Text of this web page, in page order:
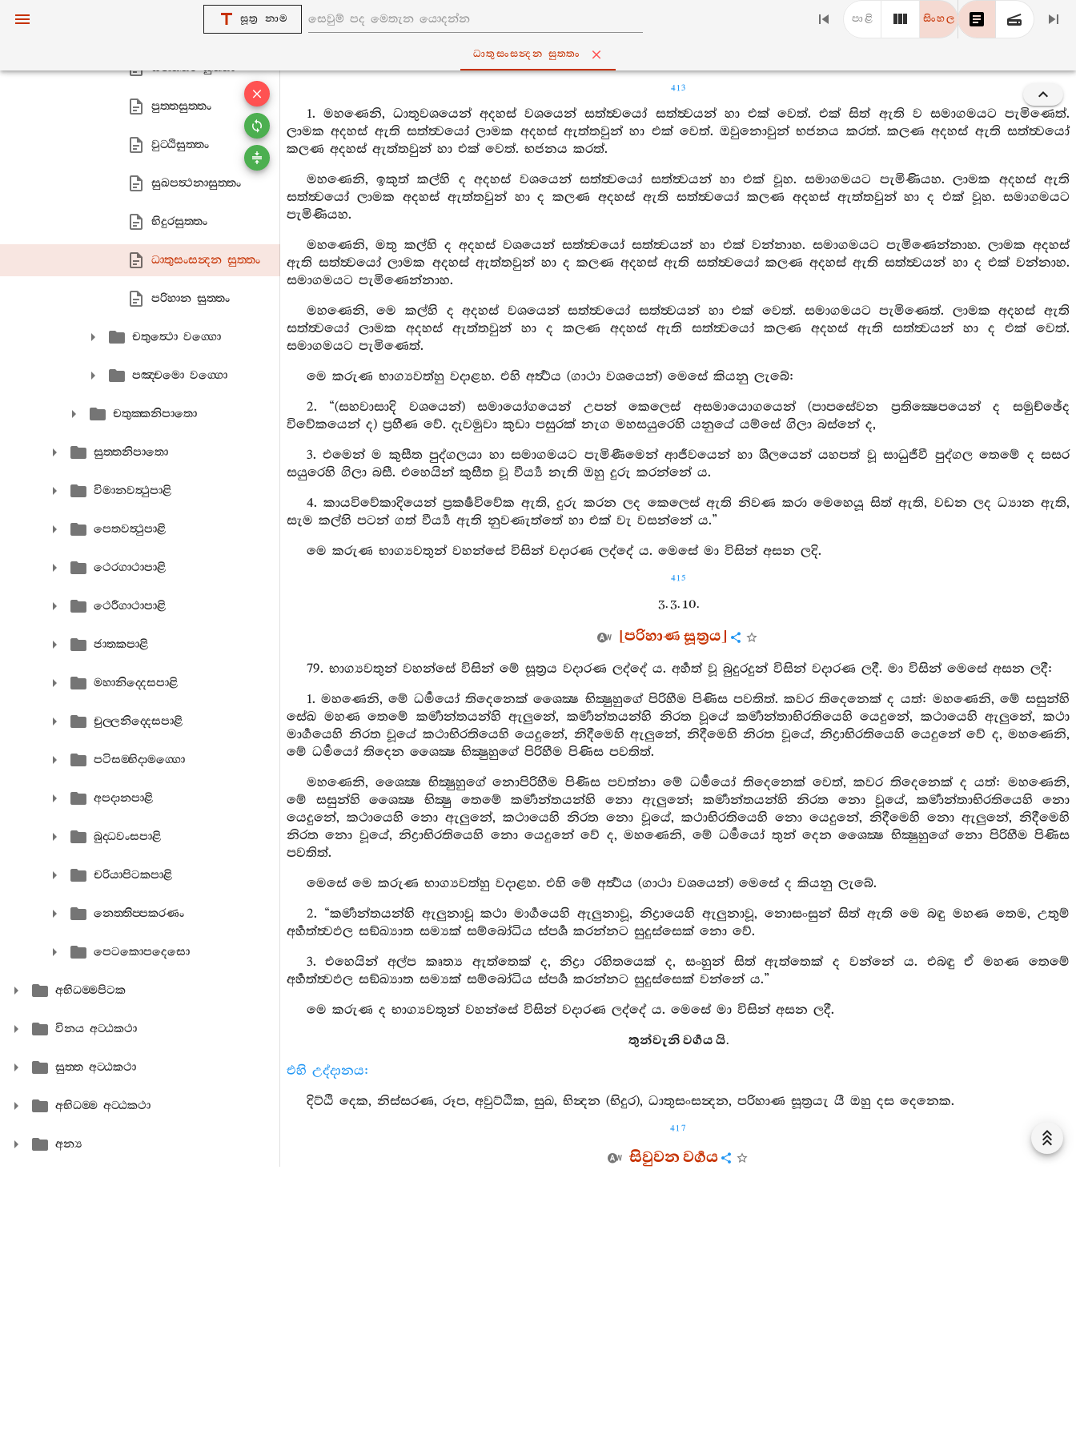
සූත්‍ර නාම පාළි සිංහල
ධාතුසංසන්‍දන සුත‍්තං
නිස‍්සරණීය සුත‍්තං
සන‍්තතර සුත‍්තං
පුත‍්තසුත‍්තං
වුට‍්ඨිසුත‍්තං
සුඛපත්‍ථනාසුත‍්තං
භිදුරසුත‍්තං
ධාතුසංසන්‍දන සුත‍්තං
පරිහාන සුත‍්තං
චතුත්‍ථො වග‍්ගො
පඤ‍්චමො වග‍්ගො
චතුක‍්කනිපාතො
සුත‍්තනිපාතො
විමානවත්‍ථුපාළි
පෙතවත්‍ථුපාළි
ථෙරගාථාපාළි
ථෙරීගාථාපාළි
ජාතකපාළි
මහානිද‍්දෙසපාළි
චුල‍්ලනිද‍්දෙසපාළි
පටිසම‍්භිදාමග‍්ගො
අපදානපාළි
බුද‍්ධවංසපාළි
චරියාපිටකපාළි
නෙත‍්තිප‍්පකරණං
පෙටකොපදෙසො
අභිධම‍්මපිටක
විනය අට‍්ඨකථා
සුත‍්ත අට‍්ඨකථා
අභිධම‍්ම අට‍්ඨකථා
අන්‍ය
413
1. මහණෙනි, ධාතුවශයෙන් අදහස් වශයෙන් සත්ත්‍වයෝ සත්ත්‍වයන් හා එක් වෙත්. එක් සිත් ඇති ව සමාගමයට පැමිණෙත්.
ලාමක අදහස් ඇති සත්ත්‍වයෝ ලාමක අදහස් ඇත්තවුන් හා එක් වෙත්. ඔවුනොවුන් භජනය කරත්. කලණ අදහස් ඇති සත්ත්‍වයෝ
කලණ අදහස් ඇත්තවුන් හා එක් වෙත්. භජනය කරත්.
මහණෙනි, ඉකුත් කල්හි ද අදහස් වශයෙන් සත්ත්‍වයෝ සත්ත්‍වයන් හා එක් වූහ. සමාගමයට පැමිණියහ. ලාමක අදහස් ඇති
සත්ත්‍වයෝ ලාමක අදහස් ඇත්තවුන් හා ද කලණ අදහස් ඇති සත්ත්‍වයෝ කලණ අදහස් ඇත්තවුන් හා ද එක් වූහ. සමාගමයට
පැමිණියහ.
මහණෙනි, මතු කල්හි ද අදහස් වශයෙන් සත්ත්‍වයෝ සත්ත්‍වයන් හා එක් වන්නාහ. සමාගමයට පැමිණෙන්නාහ. ලාමක අදහස්
ඇති සත්ත්‍වයෝ ලාමක අදහස් ඇත්තවුන් හා ද කලණ අදහස් ඇති සත්ත්‍වයෝ කලණ අදහස් ඇති සත්ත්‍වයන් හා ද එක් වන්නාහ.
සමාගමයට පැමිණෙන්නාහ.
මහණෙනි, මෙ කල්හි ද අදහස් වශයෙන් සත්ත්‍වයෝ සත්ත්‍වයන් හා එක් වෙත්. සමාගමයට පැමිණෙත්. ලාමක අදහස් ඇති
සත්ත්‍වයෝ ලාමක අදහස් ඇත්තවුන් හා ද කලණ අදහස් ඇති සත්ත්‍වයෝ කලණ අදහස් ඇති සත්ත්‍වයන් හා ද එක් වෙත්.
සමාගමයට පැමිණෙත්.
මෙ කරුණ භාග්‍යවත්හු වදාළහ. එහි අර්‍ත්‍ථය (ගාථා වශයෙන්) මෙසේ කියනු ලැබේ:
2. “(සහවාසාදි වශයෙන්) සමායෝගයෙන් උපන් කෙලෙස් අසමායොගයෙන් (පාපසේවන ප්‍රතික්‍ෂෙපයෙන් ද සමුච්ඡේද
විවේකයෙන් ද) ප්‍රහීණ වේ. දැවමුවා කුඩා පසුරක් නැග මහසයුරෙහි යනුයේ යම්සේ ගිලා බස්නේ ද,
3. එමෙන් ම කුසීත පුද්ගලයා හා සමාගමයට පැමිණීමෙන් ආජීවයෙන් හා ශීලයෙන් යහපත් වූ සාධුජීවී පුද්ගල තෙමේ ද සසර
සයුරෙහි ගිලා බසී. එහෙයින් කුසීත වූ වීර්‍ය්‍ය නැති ඔහු දුරු කරන්නේ ය.
4. කායවිවේකාදියෙන් ප්‍රකර්‍ෂවිවේක ඇති, දුරු කරන ලද කෙලෙස් ඇති නිවණ කරා මෙහෙයූ සිත් ඇති, වඩන ලද ධ්‍යාන ඇති,
සැම කල්හි පටන් ගත් වීර්‍ය්‍ය ඇති නුවණැත්තේ හා එක් වැ වසන්නේ ය.”
මෙ කරුණ භාග්‍යවතුන් වහන්සේ විසින් වදාරණ ලද්දේ ය. මෙසේ මා විසින් අසන ලදි.
415
3. 3. 10.
[පරිහාණ සූත්‍රය]
79. භාග්‍යවතුන් වහන්සේ විසින් මේ සූත්‍රය වදාරණ ලද්දේ ය. අර්‍හත් වූ බුදුරදුන් විසින් වදාරණ ලදී. මා විසින් මෙසේ අසන ලදී:
1. මහණෙනි, මේ ධර්‍මයෝ තිදෙනෙක් ශෛක්‍ෂ භික්‍ෂුහුගේ පිරිහීම පිණිස පවතිත්. කවර තිදෙනෙක් ද යත්: මහණෙනි, මේ සසුන්හි
සේඛ මහණ තෙමේ කර්‍මාන්තයන්හි ඇලුනේ, කර්‍මාන්තයන්හි නිරත වූයේ කර්‍මාන්තාභිරතියෙහි යෙදුනේ, කථායෙහි ඇලුනේ, කථා
මාර්‍ගයෙහි නිරත වූයේ කථාභිරතියෙහි යෙදුනේ, නිදීමෙහි ඇලුනේ, නිදීමෙහි නිරත වූයේ, නිද්‍රාභිරතියෙහි යෙදුනේ වේ ද, මහණෙනි,
මේ ධර්‍මයෝ තිදෙන ශෛක්‍ෂ භික්‍ෂුහුගේ පිරිහීම පිණිස පවතිත්.
මහණෙනි, ශෛක්‍ෂ භික්‍ෂුහුගේ නොපිරිහීම පිණිස පවත්නා මේ ධර්‍මයෝ තිදෙනෙක් වෙත්, කවර තිදෙනෙක් ද යත්: මහණෙනි,
මේ සසුන්හි ශෛක්‍ෂ භික්‍ෂු තෙමේ කර්‍මාන්තයන්හි නො ඇලුනේ; කර්‍මාන්තයන්හි නිරත නො වූයේ, කර්‍මාන්තාභිරතියෙහි නො
යෙදුනේ, කථායෙහි නො ඇලුනේ, කථායෙහි නිරත නො වූයේ, කථාභිරතියෙහි නො යෙදුනේ, නිදීමෙහි නො ඇලුනේ, නිදීමෙහි
නිරත නො වූයේ, නිද්‍රාභිරතියෙහි නො යෙදුනේ වේ ද, මහණෙනි, මේ ධර්‍මයෝ තුන් දෙන ශෛක්‍ෂ භික්‍ෂුහුගේ නො පිරිහීම පිණිස
පවතිත්.
මෙසේ මෙ කරුණ භාග්‍යවත්හු වදාළහ. එහි මේ අර්‍ත්‍ථය (ගාථා වශයෙන්) මෙසේ ද කියනු ලැබේ.
2. “කර්‍මාන්තයන්හි ඇලුනාවූ කථා මාර්‍ගයෙහි ඇලුනාවූ, නිද්‍රායෙහි ඇලුනාවූ, නොසංසුන් සිත් ඇති මෙ බඳු මහණ තෙම, උතුම්
අර්‍හත්ත්‍වඵල සඞ්ඛ්‍යාත සම්‍යක් සම්බෝධිය ස්පර්‍ශ කරන්නට සුදුස්සෙක් නො වේ.
3. එහෙයින් අල්ප කෘත්‍ය ඇත්තෙක් ද, නිද්‍රා රහිතයෙක් ද, සංහුන් සිත් ඇත්තෙක් ද වන්නේ ය. එබඳු ඒ මහණ තෙමේ
අර්‍හත්ත්‍වඵල සඞ්ඛ්‍යාත සම්‍යක් සම්බෝධිය ස්පර්‍ශ කරන්නට සුදුස්සෙක් වන්නේ ය.”
මෙ කරුණ ද භාග්‍යවතුන් වහන්සේ විසින් වදාරණ ලද්දේ ය. මෙසේ මා විසින් අසන ලදී.
තුන්වැනි වර්‍ගය යි.
එහි උද්දානය:
දිට්ඨි දෙක, නිස්සරණ, රූප, අවුට්ඨික, සුඛ, භින්‍දන (භිදුර), ධාතුසංසන්‍දන, පරිහාණ සූත්‍රයැ යී ඔහු දස දෙනෙක.
417
සිවුවන වර්‍ගය